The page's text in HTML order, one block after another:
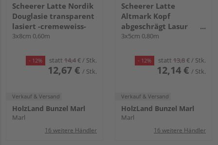
Scheerer Latte Nordik
Douglasie transparent
lasiert -cremeweiss-
3x8cm 0,60m
- 12% statt 14,4€/ Stk.
12,67 € / Stk.
Verkauf & Versand
HolzLand Bunzel Marl
Marl
16 weitere Händler
Scheerer Latte
Altmark Kopf
abgeschrägt Lasur
transparent lasiert -
3x5cm 0,80m
- 12% statt 13,8€/ Stk.
12,14 € / Stk.
Verkauf & Versand
HolzLand Bunzel Marl
Marl
16 weitere Händler